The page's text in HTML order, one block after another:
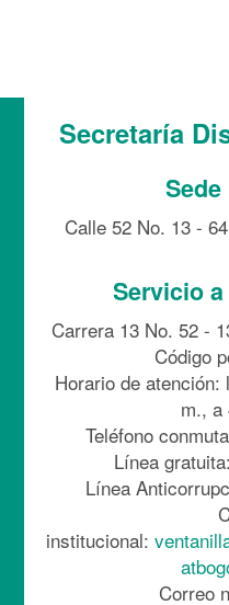
Secretaría
Calle 52 No. 13 -
Servicio
Carrera 13 No. 52 -
Código
Horario de
m., a
Teléfono
Línea
Línea
institucional:
Correo